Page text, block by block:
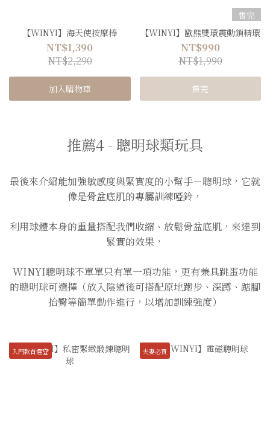
【WINYI】海天使按摩棒
NT$1,390
NT$2,290
加入購物車
售完
【WINYI】歐熊雙環震動鎖精環
NT$990
NT$1,990
售完
推薦4 - 聰明球類玩具
最後來介紹能加強敏感度與緊實度的小幫手－聰明球，它就
像是骨盆底肌的專屬訓練啞鈴，
利用球體本身的重量搭配我們收縮、放鬆骨盆底肌，來達到
緊實的效果，
WINYI聰明球不單單只有單一項功能，更有兼具跳蛋功能
的聰明球可選擇（放入陰道後可搭配原地跑步、深蹲、踮腳
抬臀等簡單動作進行，以增加訓練強度）
入門款首選🏆 夫妻必買